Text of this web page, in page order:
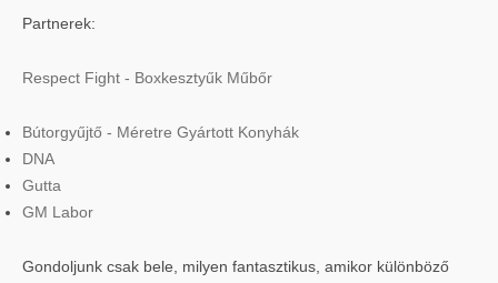
Partnerek:
Respect Fight - Boxkesztyűk Műbőr
Bútorgyűjtő - Méretre Gyártott Konyhák
DNA
Gutta
GM Labor
Gondoljunk csak bele, milyen fantasztikus, amikor különböző